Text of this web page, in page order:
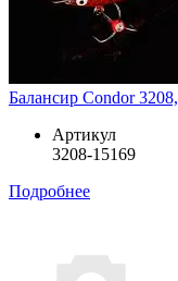
Балансир Condor
Артикул
3208-15169
Подробнее